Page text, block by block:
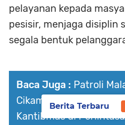
pelayanan kepada
pesisir, menjaga disiplin
segala bentuk
Baca Juga : Patroli
Cikampek Pantau
Kantibmas di
Berita Terbaru